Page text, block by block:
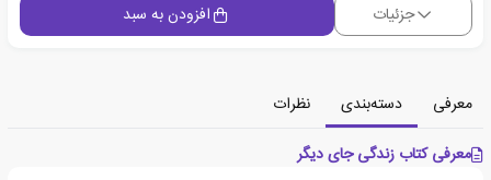
جزئیات افزودن به سبد
معرفی دسته‌بندی
نظرات
معرفی کتاب زندگی جای دیگر